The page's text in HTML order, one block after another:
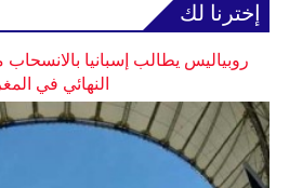
إخترنا لك
روبياليس يطالب إسبانيا
النهائي في